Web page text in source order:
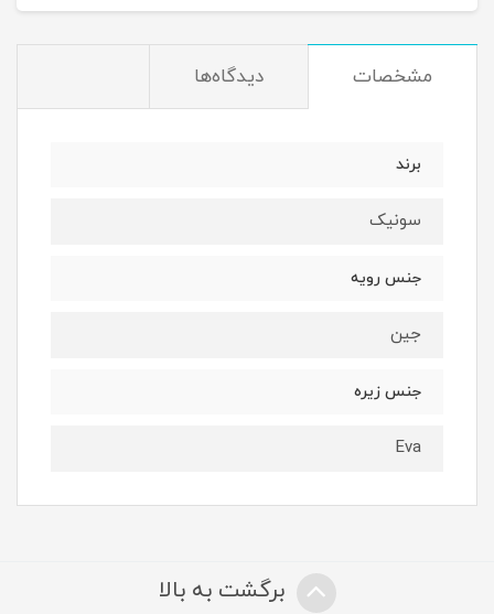
مشخصات دیدگاه‌ها
برند
سونیک
جنس رویه
جین
جنس زیره
Eva
برگشت به بالا